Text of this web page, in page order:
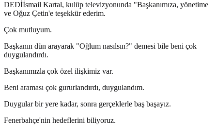
DEDİİsmail Kartal, kulüp televizyonunda "Başkanımıza, yönetime
ve Oğuz Çetin'e teşekkür ederim.
Çok mutluyum.
Başkanın dün arayarak "Oğlum nasılsın?" demesi bile beni çok
duygulandırdı.
Başkanımızla çok özel ilişkimiz var.
Beni araması çok gururlandırdı, duygulandım.
Duygular bir yere kadar, sonra gerçeklerle baş başayız.
Fenerbahçe'nin hedeflerini biliyoruz.